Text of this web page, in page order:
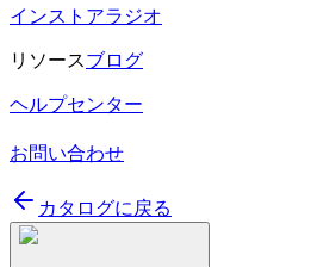
インストアラジオ
リソースブログ
ヘルプセンター
お問い合わせ
カタログに戻る